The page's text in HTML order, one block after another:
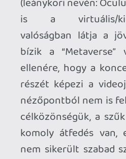
A virtuális valóságot tartom
dolognak, ami a
azok teljes eddigi történelme
totálisan és vállaltan
rajongóként nehéz lenne
miért nem lett eddig
sikertörténet belőle. Az
mindig kulcskérdés, itt a
területek szűkössége és
mértéke sokat nyomhat a
bizonytalanabbá teszi a
esetleg sokkal drágább